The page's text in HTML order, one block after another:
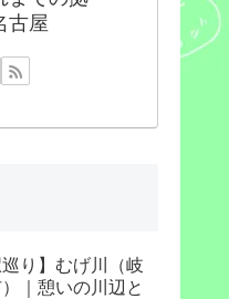
古屋
巡り】むげ川（岐
｜憩いの川辺と